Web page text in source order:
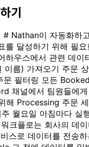
기
# Nathan이 자동화하
를 달성하기 위해 필
하우스에서 관련 데이
이름) 가져오기 주문
필터링 모든
채널에서 팀원들에
해 Processing 주문
월요일 아침마다 실
크플로는 회사의 데
스로 데이터를 전송